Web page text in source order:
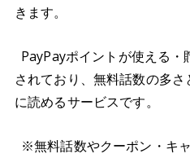
きます。
PayPayポイントが使える
されており、無料話数の多
に読めるサービスです。
※無料話数やクーポン・キ